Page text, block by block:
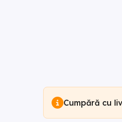
Cumpără cu